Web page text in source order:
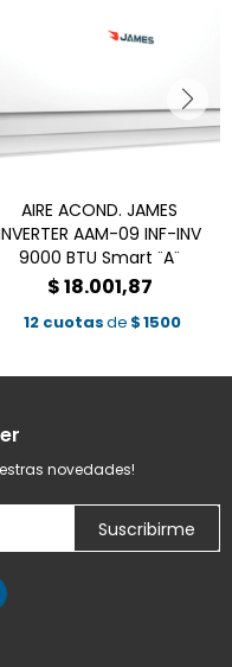
AIRE ACOND. JAMES
AAM-09 INF-INV
9000 BTU Smart ¨A¨
$18.001,87
12 cuotasde $1500
novedades!
Suscribirme